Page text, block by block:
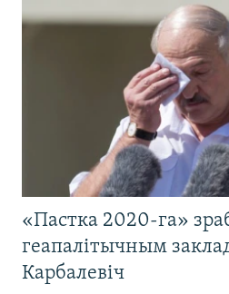
«Пастка 2020-га»
геапалітычным
Карбалевіч